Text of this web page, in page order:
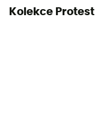
Kolekce Protest